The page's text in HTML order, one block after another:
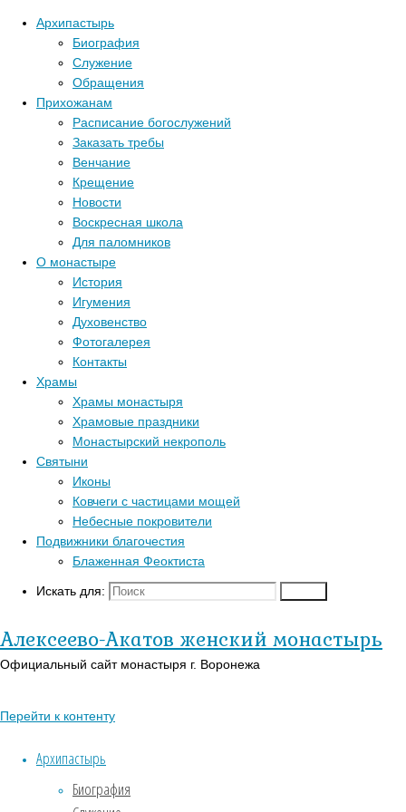
Архипастырь
Биография
Служение
Обращения
Прихожанам
Расписание богослужений
Заказать требы
Венчание
Крещение
Новости
Воскресная школа
Для паломников
О монастыре
История
Игумения
Духовенство
Фотогалерея
Контакты
Храмы
Храмы монастыря
Храмовые праздники
Монастырский некрополь
Святыни
Иконы
Ковчеги с частицами мощей
Небесные покровители
Подвижники благочестия
Блаженная Феоктиста
Искать для:
Алексеево-Акатов женский монастырь
Официальный сайт монастыря г. Воронежа
Перейти к контенту
Архипастырь
Биография
Главная
страница
Актуально
я
по
Пасхе
Неделя
6-
по
Пасхе
Популярные записи
Блаженная Феоктиста
Контакты
Для паломников
История
Заказать требы
Святыни
Страницы
Духовный кант «Матерь
Духовный кант «Слава Богу
В-
Православии.рф